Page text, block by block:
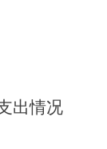
出情况